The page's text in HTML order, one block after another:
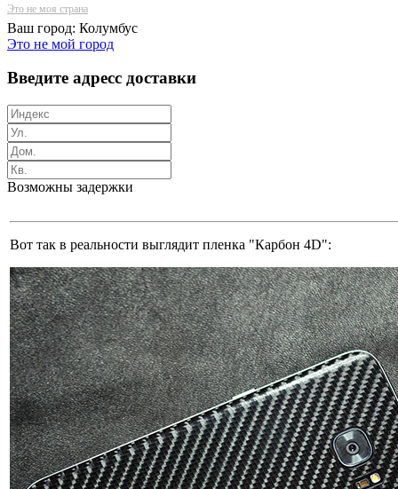
Это не моя страна
Ваш город: Колумбус
Это не мой город
Введите адресс доставки
Возможны задержки
Вот так в реальности выглядит пленка "Карбон 4D":